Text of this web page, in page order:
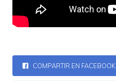
COMPARTIR EN FACEBOOK